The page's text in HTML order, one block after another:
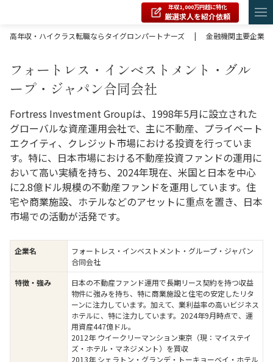
年収1,000万円超に特化
厳選求人を紹介依頼
高年収・ハイクラス転職ならタイグロンパートナーズ
| 金融機関主要企業
フォートレス・インベストメント・グル
ープ・ジャパン合同会社
Fortress Investment Groupは、1998年5月に設立された
グローバルな資産運用会社で、主に不動産、プライベート
エクイティ、クレジット市場における投資を行っていま
す。特に、日本市場における不動産投資ファンドの運用に
おいて高い実績を持ち、2024年現在、米国と日本を中心
に2.8億ドル規模の不動産ファンドを運用しています。住
宅や商業施設、ホテルなどのアセットに重点を置き、日本
市場での活動が活発です。
企業名
フォートレス・インベストメント・グループ・ジャパン
合同会社
特徴・強み
日本の不動産ファンド運用で長期リース契約を持つ収益
物件に強みを持ち、特に商業施設と住宅の安定したリタ
ーンに注力しています。加えて、業利益率の高いビジネス
ホテルに、特に注力しています。2024年9月時点で、運
用資産447億ドル。
2012年 ウイークリーマンション東京（現：マイステイ
ズ・ホテル・マネジメント）を買収
2013年 シェラトン・グランデ・トーキョーベイ・ホテル